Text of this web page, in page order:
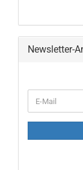
Newsletter-
ZUR
E-
Mail